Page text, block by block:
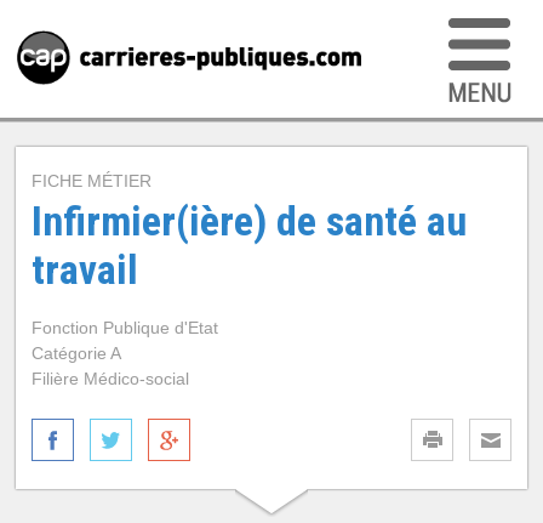
FICHE MÉTIER
Infirmier(ière) de santé au
travail
Fonction Publique d'Etat
Catégorie A
Filière Médico-social